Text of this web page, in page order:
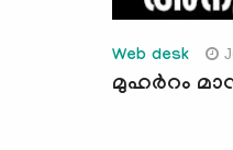
Web desk
മുഹര്‍റം